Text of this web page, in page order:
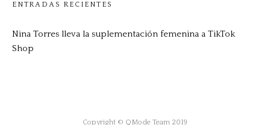
ENTRADAS RECIENTES
Nina Torres lleva la suplementación femenina a TikTok
Shop
Copyright © QMode Team 2019